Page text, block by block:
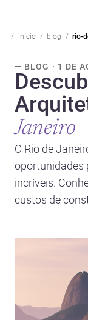
início blog rio-
— BLOG · 1 DE
Janeiro
O Rio de
oportunidades
incríveis.
custos de